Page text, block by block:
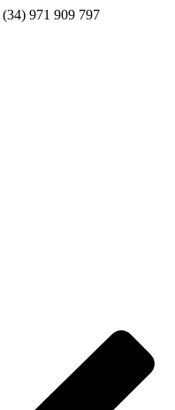
(34) 971 909 797